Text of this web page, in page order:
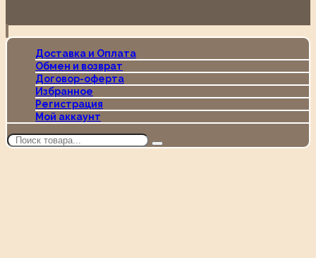
Доставка и Оплата
Обмен и возврат
Договор-оферта
Избранное
Регистрация
Мой аккаунт